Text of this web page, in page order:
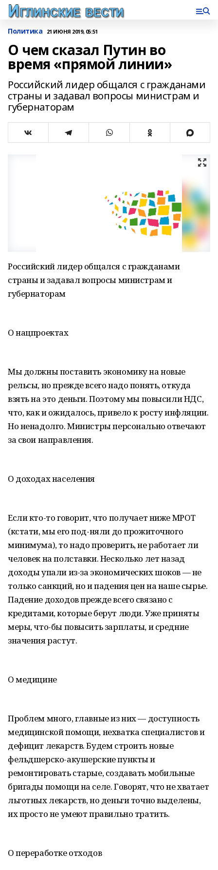
Политика 21 ИЮНЯ 2019, 05:51
О чем сказал Путин во
время «прямой линии»
Российский лидер общался с гражданами
страны и задавал вопросы министрам и
губернаторам
Российский лидер общался с гражданами
страны и задавал вопросы министрам и
губернаторам
О нацпроектах
Мы должны поставить экономику на новые
рельсы, но прежде всего надо понять, откуда
взять на это деньги. Поэтому мы повысили НДС,
что, как и ожидалось, привело к росту инфляции.
Но ненадолго. Министры персонально отвечают
за свои направления.
О доходах населения
Если кто-то говорит, что получает ниже МРОТ
(кстати, мы его под-няли до прожиточного
минимума), то надо проверить, не работает ли
человек на полставки. Несколько лет назад
доходы упали из-за экономических шоков — не
только санкций, но и падения цен на наше сырье.
Падение доходов прежде всего связано с
кредитами, которые берут люди. Уже приняты
меры, что-бы повысить зарплаты, и средние
значения растут.
О медицине
Проблем много, главные из них — доступность
медицинской помощи, нехватка специалистов и
дефицит лекарств. Будем строить новые
фельдшерско-акушерские пункты и
ремонтировать старые, создавать мобильные
бригады помощи на селе. Говорят, что не хватает
льготных лекарств, но деньги точно выделены,
их просто не умеют правильно тратить.
О переработке отходов